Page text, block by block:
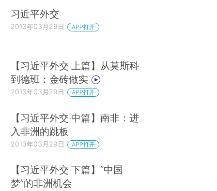
习近平外交
2013年03月29日 APP打开
【习近平外交·上篇】从莫斯科
到德班：金砖做实
2013年03月29日 APP打开
【习近平外交·中篇】南非：进
入非洲的跳板
2013年03月29日 APP打开
【习近平外交·下篇】“中国
梦”的非洲机会